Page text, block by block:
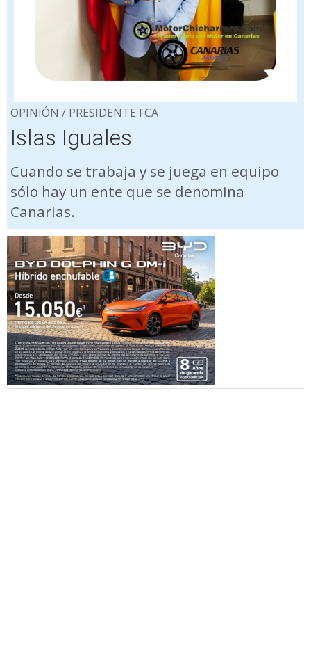
OPINIÓN / PRESIDENTE FCA
Islas Iguales
Cuando se trabaja y se juega en equipo
sólo hay un ente que se denomina
Canarias.